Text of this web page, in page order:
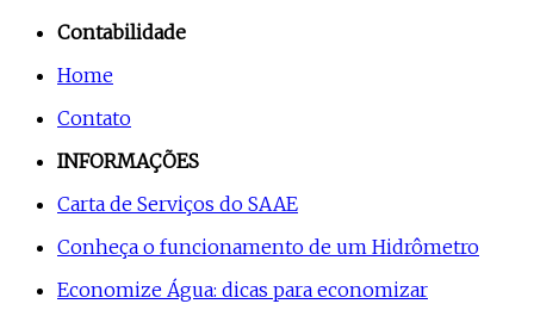
Contabilidade
Home
Contato
INFORMAÇÕES
Carta de Serviços do SAAE
Conheça o funcionamento de um Hidrômetro
Economize Água: dicas para economizar